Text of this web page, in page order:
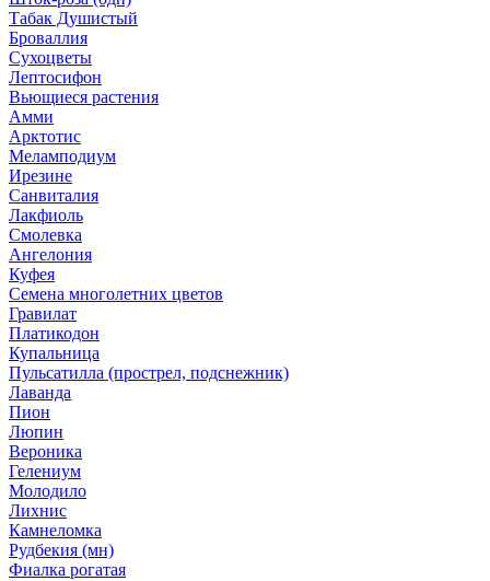
Табак Душистый
Броваллия
Сухоцветы
Лептосифон
Вьющиеся растения
Амми
Арктотис
Меламподиум
Ирезине
Санвиталия
Лакфиоль
Смолевка
Ангелония
Куфея
Семена многолетних цветов
Гравилат
Платикодон
Купальница
Пульсатилла (прострел, подснежник)
Лаванда
Пион
Люпин
Вероника
Гелениум
Молодило
Лихнис
Камнеломка
Рудбекия (мн)
Фиалка рогатая